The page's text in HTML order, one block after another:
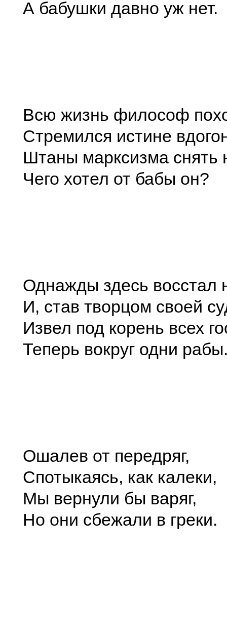
А бабушки давно уж нет.
Всю жизнь философ
Стремился истине
Штаны марксизма снять
Чего хотел от бабы он?
Однажды здесь восстал
И, став творцом своей
Извел под корень всех
Теперь вокруг одни
Ошалев от передряг,
Спотыкаясь, как калеки,
Мы вернули бы варяг,
Но они сбежали в греки.